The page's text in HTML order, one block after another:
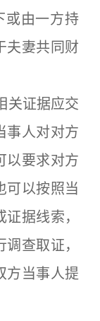
由一方持
夫妻共同财
关证据应交
事人对对方
以要求对方
可以按照当
据线索，
查取证，
方当事人提